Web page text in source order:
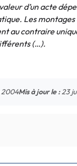
d’un acte
Les
au contraire
(…).
2004Mis à jour le :23